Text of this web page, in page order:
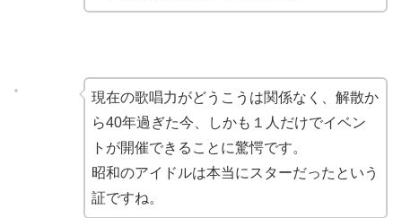
現在の歌唱力がどうこうは関係なく、解散か
ら40年過ぎた今、しかも１人だけでイベン
トが開催できることに驚愕です。
昭和のアイドルは本当にスターだったという
証ですね。